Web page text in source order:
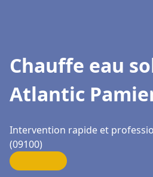
Chauffe eau
Atlantic
Intervention rapide et
(09100)